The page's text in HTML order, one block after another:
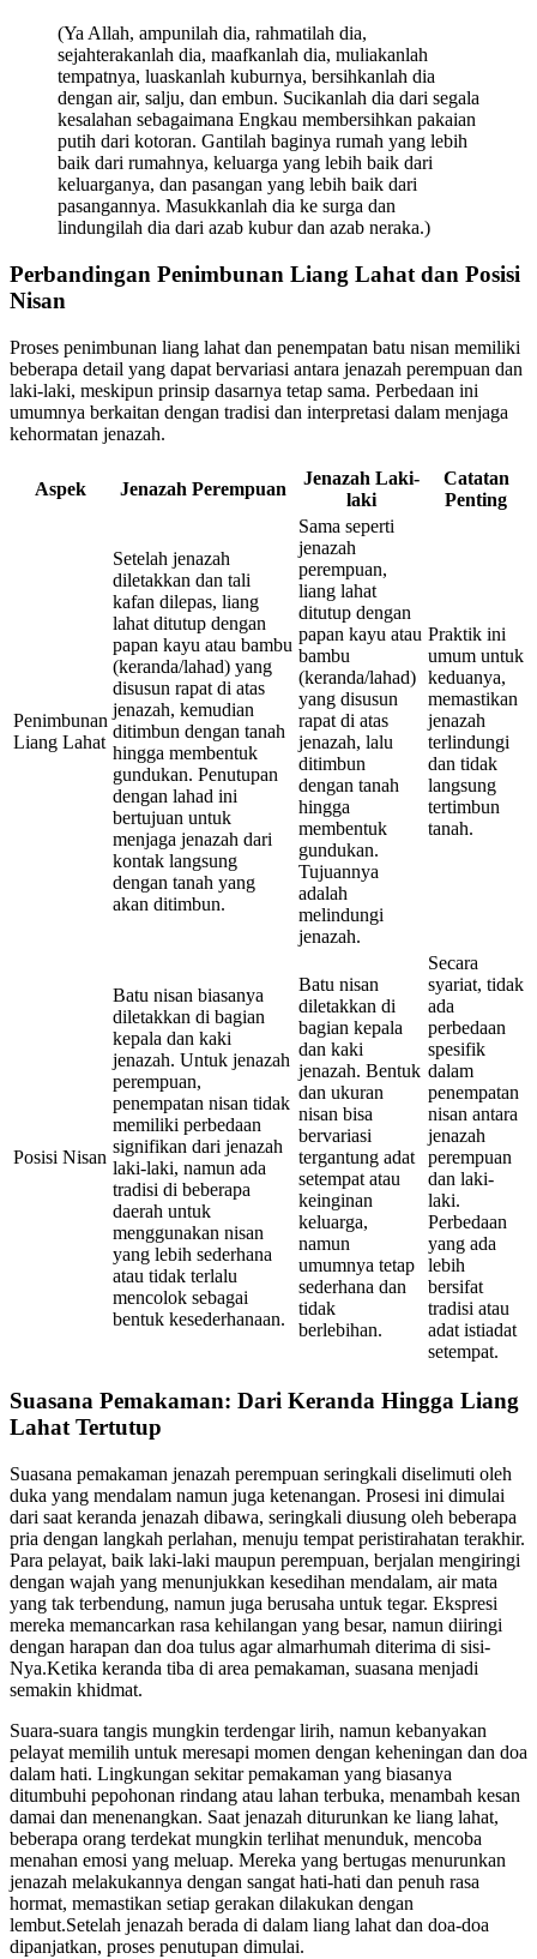
(Ya Allah, ampunilah dia, rahmatilah dia,
sejahterakanlah dia, maafkanlah dia, muliakanlah
tempatnya, luaskanlah kuburnya, bersihkanlah dia
dengan air, salju, dan embun. Sucikanlah dia dari segala
kesalahan sebagaimana Engkau membersihkan pakaian
putih dari kotoran. Gantilah baginya rumah yang lebih
baik dari rumahnya, keluarga yang lebih baik dari
keluarganya, dan pasangan yang lebih baik dari
pasangannya. Masukkanlah dia ke surga dan
lindungilah dia dari azab kubur dan azab neraka.)
Perbandingan Penimbunan Liang Lahat dan Posisi
Nisan
Proses penimbunan liang lahat dan penempatan batu nisan memiliki
beberapa detail yang dapat bervariasi antara jenazah perempuan dan
laki-laki, meskipun prinsip dasarnya tetap sama. Perbedaan ini
umumnya berkaitan dengan tradisi dan interpretasi dalam menjaga
kehormatan jenazah.
Aspek Jenazah Perempuan
Jenazah Laki-
laki
Catatan
Penting
Penimbunan
Liang Lahat
Setelah jenazah
diletakkan dan tali
kafan dilepas, liang
lahat ditutup dengan
papan kayu atau bambu
(keranda/lahad) yang
disusun rapat di atas
jenazah, kemudian
ditimbun dengan tanah
hingga membentuk
gundukan. Penutupan
dengan lahad ini
bertujuan untuk
menjaga jenazah dari
kontak langsung
dengan tanah yang
akan ditimbun.
Sama seperti
jenazah
perempuan,
liang lahat
ditutup dengan
papan kayu atau
bambu
(keranda/lahad)
yang disusun
rapat di atas
jenazah, lalu
ditimbun
dengan tanah
hingga
membentuk
gundukan.
Tujuannya
adalah
melindungi
jenazah.
Praktik ini
umum untuk
keduanya,
memastikan
jenazah
terlindungi
dan tidak
langsung
tertimbun
tanah.
Posisi Nisan
Batu nisan biasanya
diletakkan di bagian
kepala dan kaki
jenazah. Untuk jenazah
perempuan,
penempatan nisan tidak
memiliki perbedaan
signifikan dari jenazah
laki-laki, namun ada
tradisi di beberapa
daerah untuk
menggunakan nisan
yang lebih sederhana
atau tidak terlalu
mencolok sebagai
bentuk kesederhanaan.
Batu nisan
diletakkan di
bagian kepala
dan kaki
jenazah. Bentuk
dan ukuran
nisan bisa
bervariasi
tergantung adat
setempat atau
keinginan
keluarga,
namun
umumnya tetap
sederhana dan
tidak
berlebihan.
Secara
syariat, tidak
ada
perbedaan
spesifik
dalam
penempatan
nisan antara
jenazah
perempuan
dan laki-
laki.
Perbedaan
yang ada
lebih
bersifat
tradisi atau
adat istiadat
setempat.
Suasana Pemakaman: Dari Keranda Hingga Liang
Lahat Tertutup
Suasana pemakaman jenazah perempuan seringkali diselimuti oleh
duka yang mendalam namun juga ketenangan. Prosesi ini dimulai
dari saat keranda jenazah dibawa, seringkali diusung oleh beberapa
pria dengan langkah perlahan, menuju tempat peristirahatan terakhir.
Para pelayat, baik laki-laki maupun perempuan, berjalan mengiringi
dengan wajah yang menunjukkan kesedihan mendalam, air mata
yang tak terbendung, namun juga berusaha untuk tegar. Ekspresi
mereka memancarkan rasa kehilangan yang besar, namun diiringi
dengan harapan dan doa tulus agar almarhumah diterima di sisi-
Nya.Ketika keranda tiba di area pemakaman, suasana menjadi
semakin khidmat.
Suara-suara tangis mungkin terdengar lirih, namun kebanyakan
pelayat memilih untuk meresapi momen dengan keheningan dan doa
dalam hati. Lingkungan sekitar pemakaman yang biasanya
ditumbuhi pepohonan rindang atau lahan terbuka, menambah kesan
damai dan menenangkan. Saat jenazah diturunkan ke liang lahat,
beberapa orang terdekat mungkin terlihat menunduk, mencoba
menahan emosi yang meluap. Mereka yang bertugas menurunkan
jenazah melakukannya dengan sangat hati-hati dan penuh rasa
hormat, memastikan setiap gerakan dilakukan dengan
lembut.Setelah jenazah berada di dalam liang lahat dan doa-doa
dipanjatkan, proses penutupan dimulai.